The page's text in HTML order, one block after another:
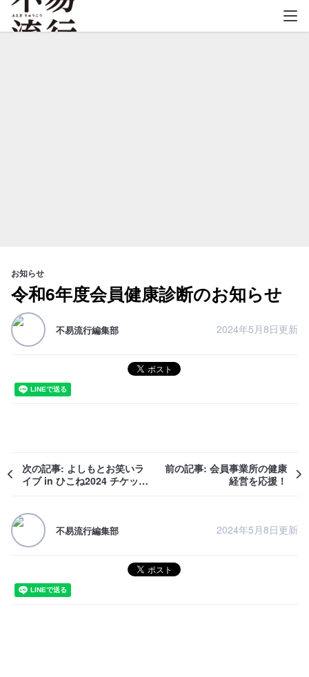
お知らせ
令和6年度会員健康診断のお知らせ
不易流行編集部 2024年5月8日更新
次の記事: よしもとお笑いラ
イブ in ひこね2024 チケット
前の記事: 会員事業所の健康
経営を応援！
不易流行編集部 2024年5月8日更新